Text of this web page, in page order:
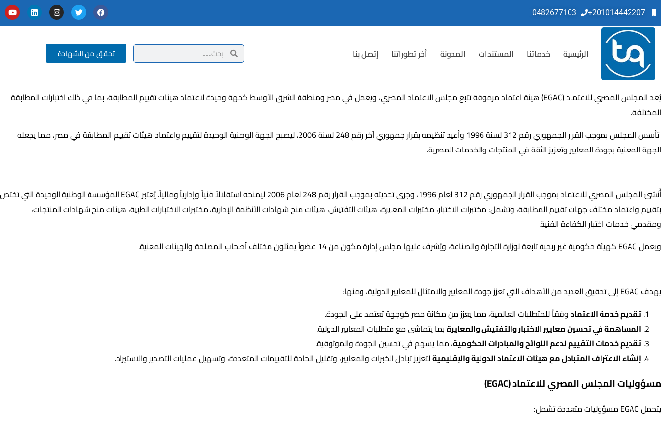
201014442207+
0482677103
الرئيسية خدماتنا المستندات المدونة أخر تطوراتنا إتصل بنا تحقق من الشهادة
يُعد المجلس المصري للاعتماد (EGAC) هيئة اعتماد مرموقة تتبع مجلس الاعتماد المصري، ويعمل في مصر ومنطقة الشرق الأوسط كجهة وحيدة لاعتماد هيئات تقييم المطابقة، بما في ذلك اختبارات المطابقة
المختلفة.
تأسس المجلس بموجب القرار الجمهوري رقم 312 لسنة 1996 وأعيد تنظيمه بقرار جمهوري آخر رقم 248 لسنة 2006، ليصبح الجهة الوطنية الوحيدة لتقييم واعتماد هيئات تقييم المطابقة في مصر، مما يجعله
الجهة المعنية بجودة المعايير وتعزيز الثقة في المنتجات والخدمات المصرية.
أُنشئ المجلس المصري للاعتماد بموجب القرار الجمهوري رقم 312 لعام 1996، وجرى تحديثه بموجب القرار رقم 248 لعام 2006 ليمنحه استقلالاً فنياً وإدارياً ومالياً. يُعتبر EGAC المؤسسة الوطنية الوحيدة التي تختص
بتقييم واعتماد مختلف جهات تقييم المطابقة، وتشمل: مختبرات الاختبار، مختبرات المعايرة، هيئات التفتيش، هيئات منح شهادات الأنظمة الإدارية، مختبرات الاختبارات الطبية، هيئات منح شهادات المنتجات،
ومقدمي خدمات اختبار الكفاءة الفنية.
ويعمل EGAC كهيئة حكومية غير ربحية تابعة لوزارة التجارة والصناعة، ويُشرف عليها مجلس إدارة مكون من 14 عضواً يمثلون مختلف أصحاب المصلحة والهيئات المعنية.
يهدف EGAC إلى تحقيق العديد من الأهداف التي تعزز جودة المعايير والامتثال للمعايير الدولية، ومنها:
تقديم خدمة الاعتمادوفقاً للمتطلبات العالمية، مما يعزز من مكانة مصر كوجهة تعتمد على الجودة.
المساهمة في تحسين معايير الاختبار والتفتيش والمعايرةبما يتماشى مع متطلبات المعايير الدولية.
تقديم خدمات التقييم لدعم اللوائح والمبادرات الحكومية، مما يسهم في تحسين الجودة والموثوقية.
إنشاء الاعتراف المتبادل مع هيئات الاعتماد الدولية والإقليميةلتعزيز تبادل الخبرات والمعايير، وتقليل الحاجة للتقييمات المتعددة، وتسهيل عمليات التصدير والاستيراد.
مسؤوليات المجلس المصري للاعتماد (EGAC)
يتحمل EGAC مسؤوليات متعددة تشمل: